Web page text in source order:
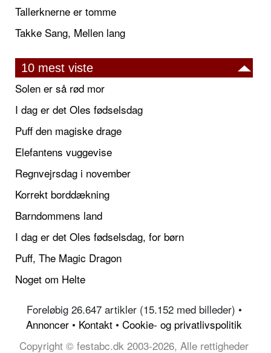
Tallerknerne er tomme
Takke Sang, Mellen lang
10 mest viste
Solen er så rød mor
I dag er det Oles fødselsdag
Puff den magiske drage
Elefantens vuggevise
Regnvejrsdag i november
Korrekt borddækning
Barndommens land
I dag er det Oles fødselsdag, for børn
Puff, The Magic Dragon
Noget om Helte
Foreløbig 26.647 artikler (15.152 med billeder) •
Annoncer • Kontakt • Cookie- og privatlivspolitik
Copyright © festabc.dk 2003-2026, Alle rettigheder